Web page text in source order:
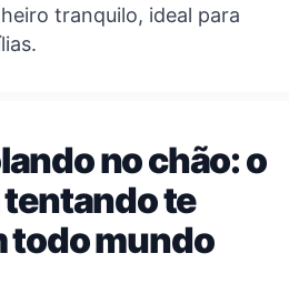
tranquilo, ideal para
no chão: o
tentando te
todo mundo